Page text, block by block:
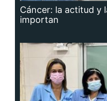
Cáncer: la actitud y
importan